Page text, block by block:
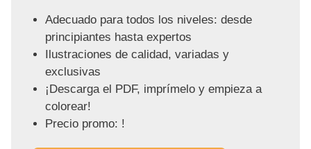
Adecuado para todos los niveles: desde
principiantes hasta expertos
Ilustraciones de calidad, variadas y
exclusivas
¡Descarga el PDF, imprímelo y empieza a
colorear!
Precio promo: !